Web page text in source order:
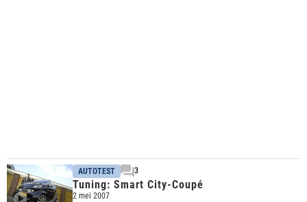
AUTOTEST 3
Tuning: Smart City-Coupé
2 mei 2007